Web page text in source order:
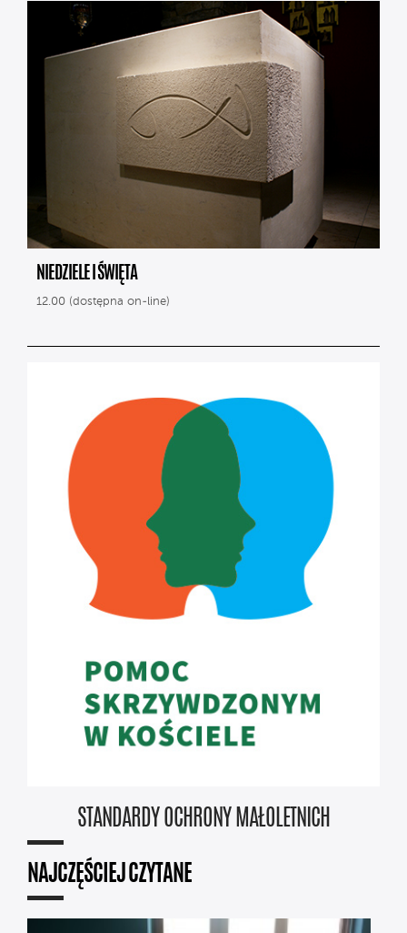
NIEDZIELE I ŚWIĘTA
12.00 (dostępna on-line)
STANDARDY OCHRONY MAŁOLETNICH
NAJCZĘŚCIEJ CZYTANE